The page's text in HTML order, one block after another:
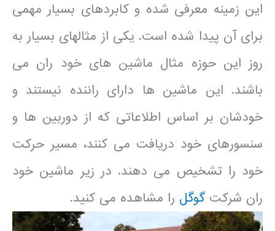
این زمینه معرفی شده و کابردهای بسیار مهمی
برای آن پیدا شده است. یکی از مثالهای بسیار به
روز این حوزه مثال ماشین های خود ران می
باشند. این ماشین ها دارای راننده نیستند و
خودشان بر اساس اطلاعاتی که از دوربین ها و
سنسورهای خود دریافت می کنند، مسیر حرکت
خود را تشخیص می دهند. در زیر ماشین خود
ران شرکت گوگل را مشاهده می کنید.